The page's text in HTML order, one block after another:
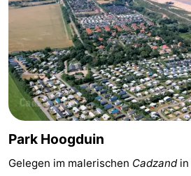
Sehen
tun
Museen
-
Denkmäler
-
Mühlen
-
Aussichtspunkte
Attraktionen
Park Hoogduin
Gelegen im malerischen Cadzandin